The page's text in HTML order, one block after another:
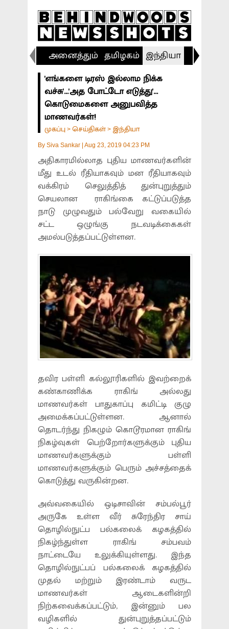
அனைத்தும் தமிழகம் இந்தியா
'எங்களை டிரஸ் இல்லாம நிக்க
வச்சு'...'அத போட்டோ எடுத்து'...
கொடுமைகளை அனுபவித்த
மாணவர்கள்!
முகப்பு > செய்திகள் > இந்தியா
By Siva Sankar Aug 23, 2019 04:23 PM
அதிகாரமில்லாத புதிய மாணவர்களின்
மீது உடல் ரீதியாகவும் மன ரீதியாகவும்
வக்கிரம் செலுத்தித் துன்புறுத்தும்
செயலான ராகிங்கை கட்டுப்படுத்த
நாடு முழுவதும் பல்வேறு வகையில்
சட்ட ஒழுங்கு நடவடிக்கைகள்
அமல்படுத்தப்பட்டுள்ளன.
தவிர பள்ளி கல்லூரிகளில் இவற்றைக்
கண்காணிக்க ராகிங் அல்லது
மாணவர்கள் பாதுகாப்பு கமிட்டி குழு
அமைக்கப்பட்டுள்ளன. ஆனால்
தொடர்ந்து நிகழும் கொடூரமான ராகிங்
நிகழ்வுகள் பெற்றோர்களுக்கும் புதிய
மாணவர்களுக்கும் பள்ளி
மாணவர்களுக்கும் பெரும் அச்சத்தைக்
கொடுத்து வருகின்றன.
அவ்வகையில் ஒடிசாவின் சம்பல்பூர்
அருகே உள்ள வீர் சுரேந்திர சாய்
தொழில்நுட்ப பல்கலைக் கழகத்தில்
நிகழ்ந்துள்ள ராகிங் சம்பவம்
நாட்டையே உலுக்கியுள்ளது. இந்த
தொழில்நுட்பப் பல்கலைக் கழகத்தில்
முதல் மற்றும் இரண்டாம் வருட
மாணவர்கள் ஆடைகளின்றி
நிற்கவைக்கப்பட்டும், இன்னும் பல
வழிகளில் துன்புறுத்தப்பட்டும்